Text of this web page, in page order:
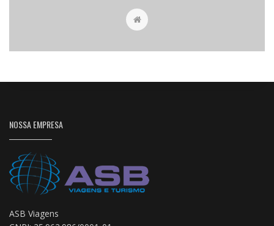
NOSSA EMPRESA
ASB Viagens